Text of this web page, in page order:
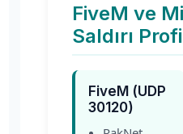
FiveM ve
Saldırı
FiveM (UDP
30120)